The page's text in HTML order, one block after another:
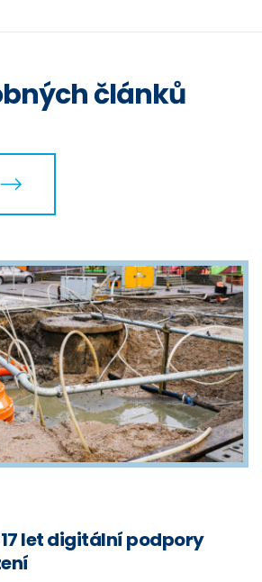
článků
let digitální podpory